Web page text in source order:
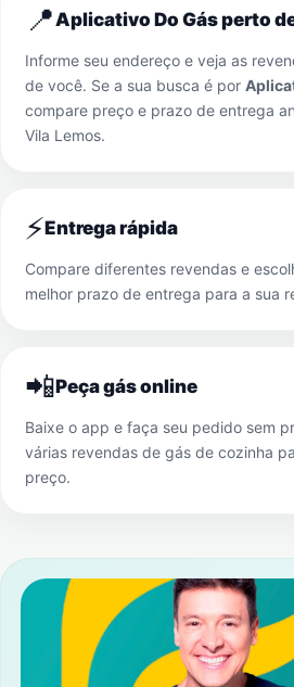
📍Aplicativo Do Gás perto
Informe seu endereço e veja as
de você. Se a sua busca é por
compare preço e prazo de entrega
Vila Lemos.
⚡Entrega rápida
Compare diferentes revendas e
melhor prazo de entrega para a sua
📲Peça gás online
Baixe o app e faça seu pedido sem
várias revendas de gás de cozinha
preço.